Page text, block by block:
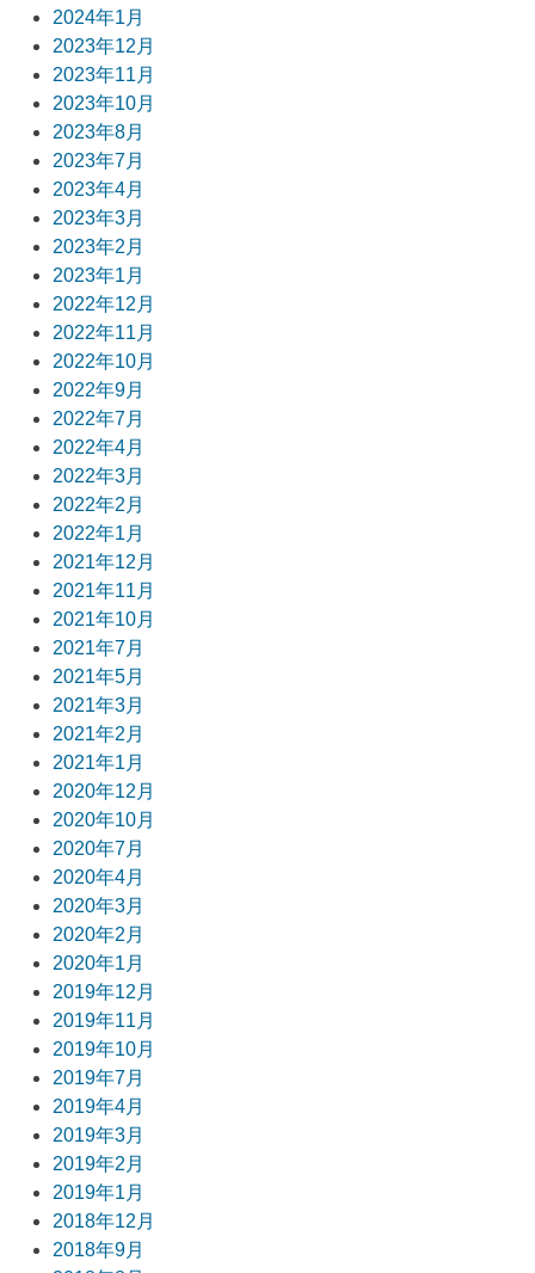
2024年1月
2023年12月
2023年11月
2023年10月
2023年8月
2023年7月
2023年4月
2023年3月
2023年2月
2023年1月
2022年12月
2022年11月
2022年10月
2022年9月
2022年7月
2022年4月
2022年3月
2022年2月
2022年1月
2021年12月
2021年11月
2021年10月
2021年7月
2021年5月
2021年3月
2021年2月
2021年1月
2020年12月
2020年10月
2020年7月
2020年4月
2020年3月
2020年2月
2020年1月
2019年12月
2019年11月
2019年10月
2019年7月
2019年4月
2019年3月
2019年2月
2019年1月
2018年12月
2018年9月